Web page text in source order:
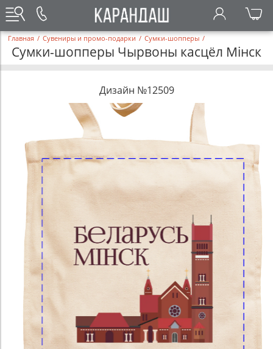
Главная / Сувениры и промо-подарки / Сумки-шопперы /
Сумки-шопперы Чырвоны касцёл Мінск
Дизайн №12509